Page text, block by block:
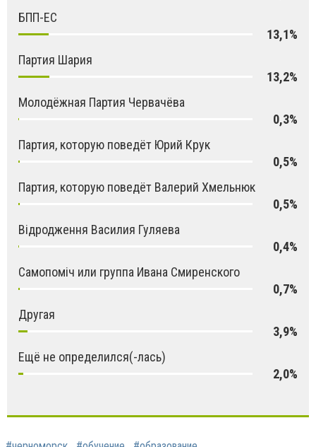
БПП-ЕС
13,1%
Партия Шария
13,2%
Молодёжная Партия Червачёва
0,3%
Партия, которую поведёт Юрий Крук
0,5%
Партия, которую поведёт Валерий Хмельнюк
0,5%
Відродження Василия Гуляева
0,4%
Самопоміч или группа Ивана Смиренского
0,7%
Другая
3,9%
Ещё не определился(-лась)
2,0%